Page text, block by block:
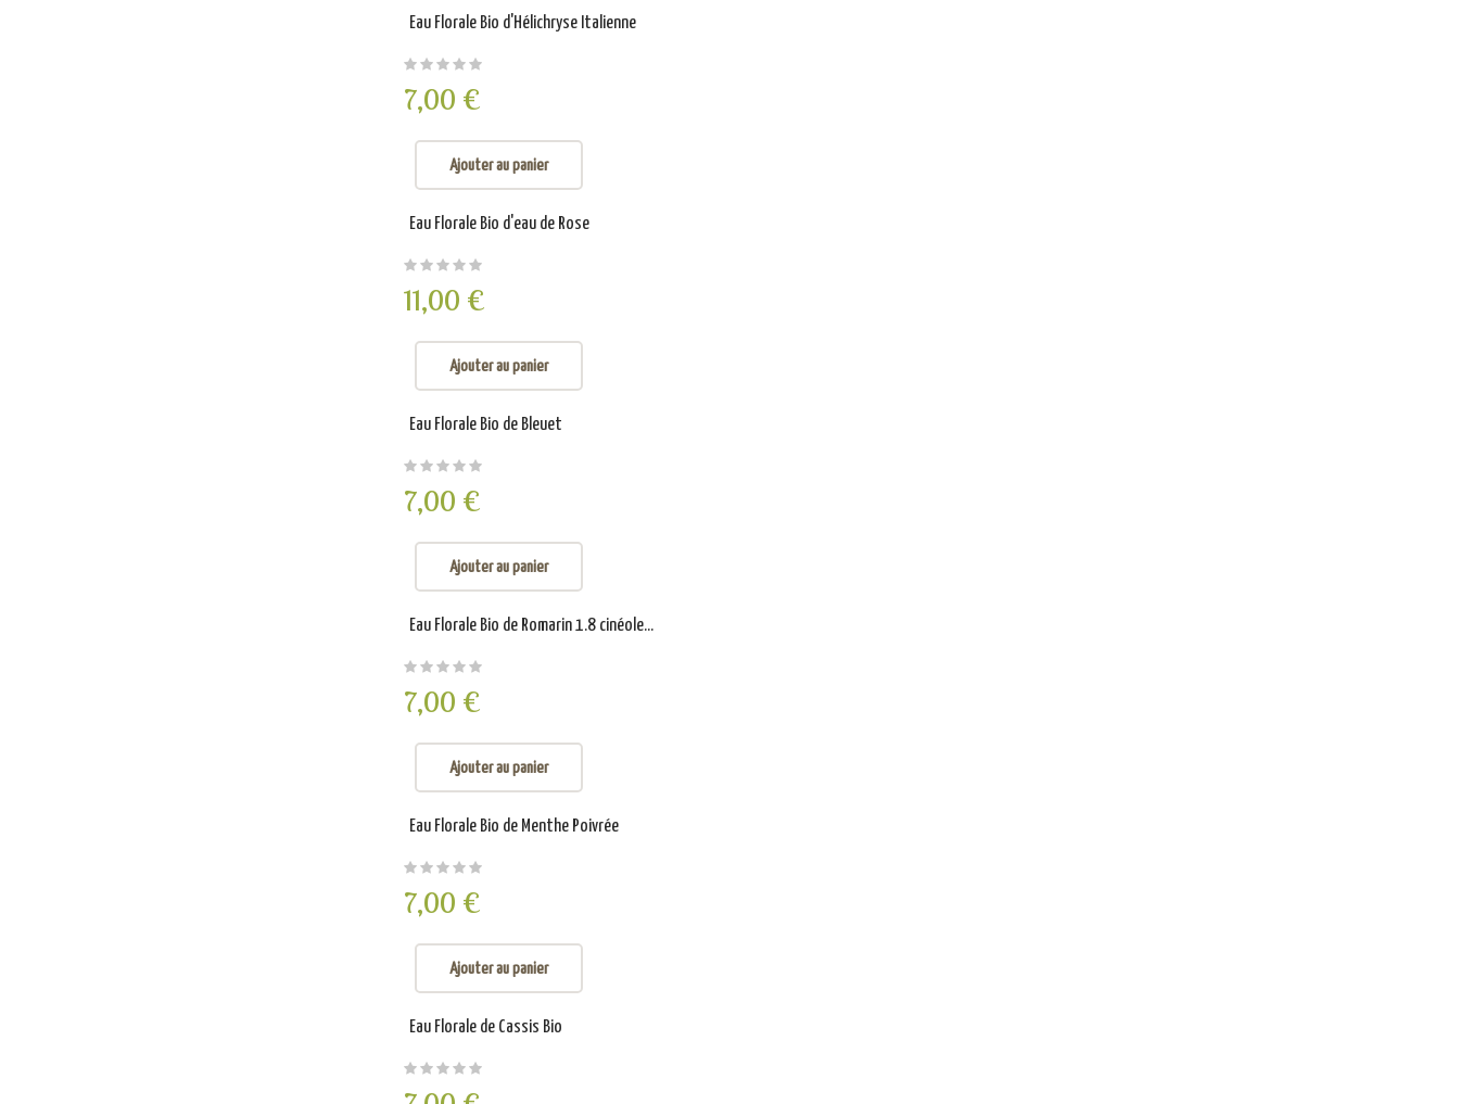
Eau Florale Bio d'Hélichryse Italienne
7,00 €
Ajouter au panier
Eau Florale Bio d'eau de Rose
11,00 €
Ajouter au panier
Eau Florale Bio de Bleuet
7,00 €
Ajouter au panier
Eau Florale Bio de Romarin 1.8 cinéole...
7,00 €
Ajouter au panier
Eau Florale Bio de Menthe Poivrée
7,00 €
Ajouter au panier
Eau Florale de Cassis Bio